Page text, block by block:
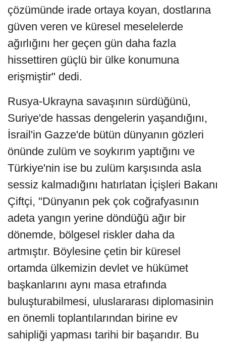
çözümünde irade ortaya koyan, dostlarına
güven veren ve küresel meselelerde
ağırlığını her geçen gün daha fazla
hissettiren güçlü bir ülke konumuna
erişmiştir" dedi.
Rusya-Ukrayna savaşının sürdüğünü,
Suriye'de hassas dengelerin yaşandığını,
İsrail'in Gazze'de bütün dünyanın gözleri
önünde zulüm ve soykırım yaptığını ve
Türkiye'nin ise bu zulüm karşısında asla
sessiz kalmadığını hatırlatan İçişleri Bakanı
Çiftçi, "Dünyanın pek çok coğrafyasının
adeta yangın yerine döndüğü ağır bir
dönemde, bölgesel riskler daha da
artmıştır. Böylesine çetin bir küresel
ortamda ülkemizin devlet ve hükümet
başkanlarını aynı masa etrafında
buluşturabilmesi, uluslararası diplomasinin
en önemli toplantılarından birine ev
sahipliği yapması tarihi bir başarıdır. Bu